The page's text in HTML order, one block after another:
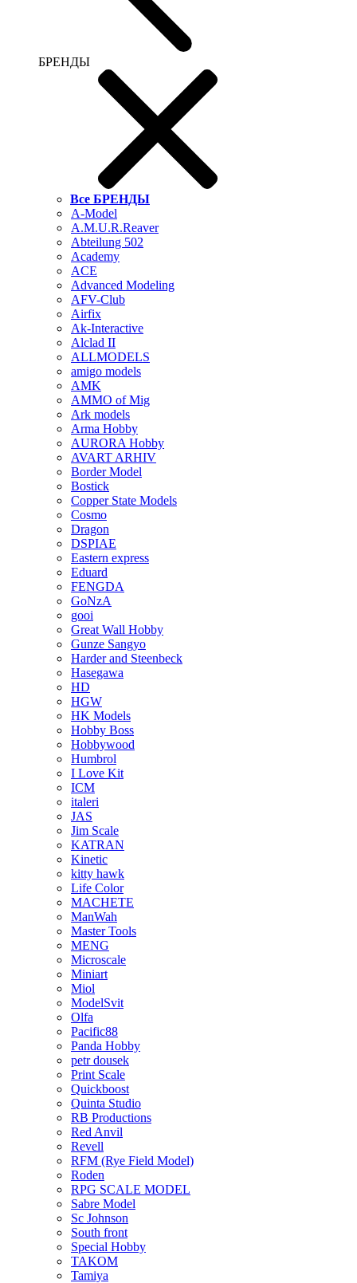
БРЕНДЫ
Все БРЕНДЫ
A-Model
A.M.U.R.Reaver
Abteilung 502
Academy
ACE
Advanced Modeling
AFV-Club
Airfix
Ak-Interactive
Alclad II
ALLMODELS
amigo models
AMK
AMMO of Mig
Ark models
Arma Hobby
AURORA Hobby
AVART ARHIV
Border Model
Bostick
Copper State Models
Cosmo
Dragon
DSPIAE
Eastern express
Eduard
FENGDA
GoNzA
gooi
Great Wall Hobby
Gunze Sangyo
Harder and Steenbeck
Hasegawa
HD
HGW
HK Models
Hobby Boss
Hobbywood
Humbrol
I Love Kit
ICM
italeri
JAS
Jim Scale
KATRAN
Kinetic
kitty hawk
Life Color
MACHETE
ManWah
Master Tools
MENG
Microscale
Miniart
Miol
ModelSvit
Olfa
Pacific88
Panda Hobby
petr dousek
Print Scale
Quickboost
Quinta Studio
RB Productions
Red Anvil
Revell
RFM (Rye Field Model)
Roden
RPG SCALE MODEL
Sabre Model
Sc Johnson
South front
Special Hobby
TAKOM
Tamiya